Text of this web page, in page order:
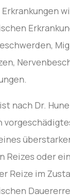
nach Dr.
Reizes oder
Reize im